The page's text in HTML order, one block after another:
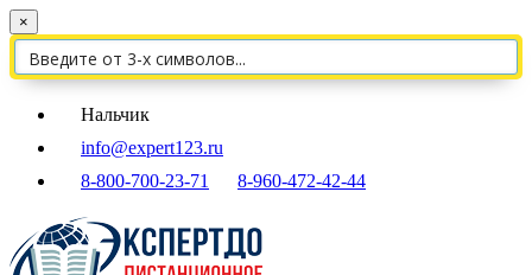
×
Нальчик
info@expert123.ru
8-800-700-23-71
8-960-472-42-44